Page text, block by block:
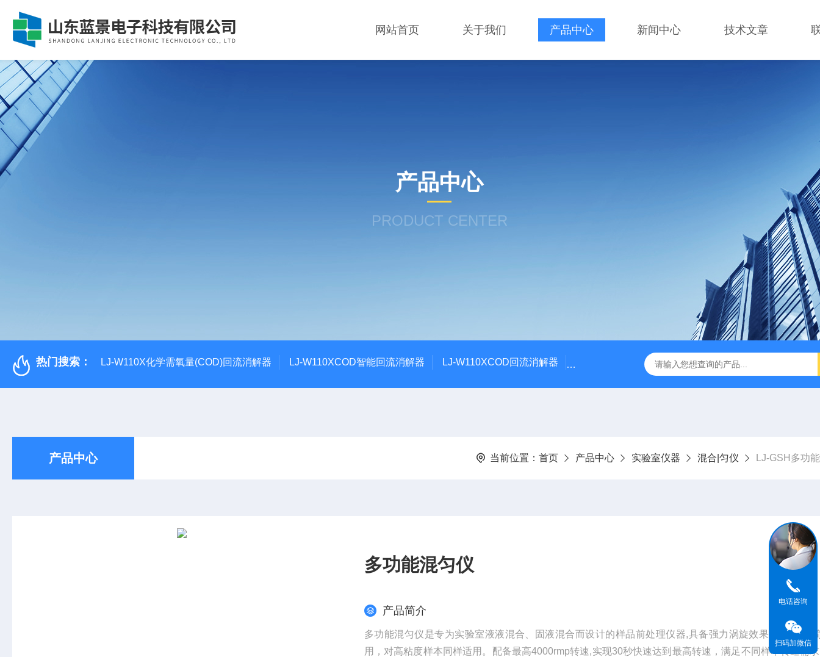
网站首页 关于我们 产品中心 新闻中心 技术文章
产品中心
PRODUCT CENTER
热门搜索： LJ-W110X化学需氧量(COD)回流消解器 LJ-W110XCOD智能回流消解器 LJ-W110XCOD回流消解器 LJ-W110X标准COD消解器 LJ-W110XCOD消解器
产品中心 当前位置： 首页 产品中心 实验室仪器 混合|匀仪 LJ-GSH多功
多功能混匀仪
产品简介
多功能混匀仪是专为实验室液液混合、固液混合而设计的样品前处理仪器,具备强力涡旋效果,操作模式
用，对高粘度样本同样适用。配备最高4000rmp转速,实现30秒快速达到最高转速，满足不同样本转速需
电话咨询
扫码加微信